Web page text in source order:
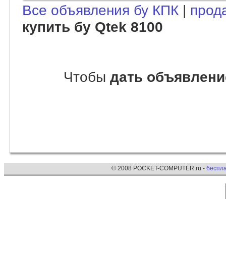
Все объявления бу КПК |
купить бу Qtek 8100
Чтобы дать
© 2008 POCKET-COMPUTER.ru -